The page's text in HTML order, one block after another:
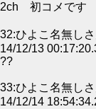
2ch 初コメです
32:ひよこ名無し
14/12/13
??
33:ひよこ名無し
14/12/14